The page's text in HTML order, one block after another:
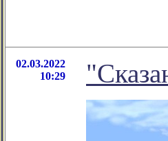
02.03.2022
10:29